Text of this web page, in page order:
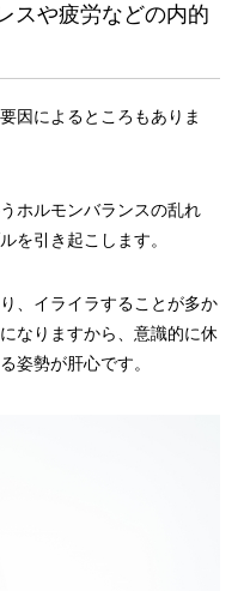
や疲労などの内的
因によるところもありま
ホルモンバランスの乱れ
を引き起こします。
、イライラすることが多か
なりますから、意識的に休
姿勢が肝心です。